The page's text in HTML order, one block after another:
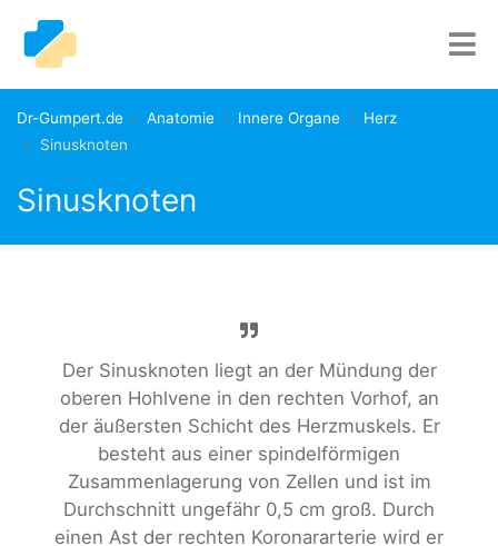
Dr-Gumpert.de Anatomie Innere Organe
Herz
Sinusknoten
Sinusknoten
Der Sinusknoten liegt an der Mündung der
oberen Hohlvene in den rechten Vorhof, an
der äußersten Schicht des Herzmuskels. Er
besteht aus einer spindelförmigen
Zusammenlagerung von Zellen und ist im
Durchschnitt ungefähr 0,5 cm groß. Durch
einen Ast der rechten Koronararterie wird er